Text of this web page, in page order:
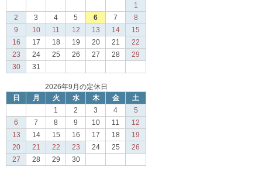
1
2
3 4 5 6 7
8
9
10 11 12 13 14
15
16
17 18 19 20 21
22
23
24 25 26 27 28
29
30
31
2026年9月の定休日
日
月 火 水 木 金
土
1
2 3 4
5
6
7 8 9 10 11
12
13
14 15 16 17 18
19
20
21 22 23 24 25
26
27
28 29 30